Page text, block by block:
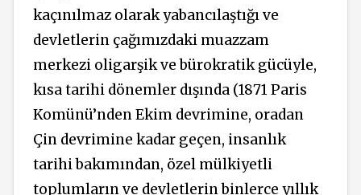
kaçınılmaz olarak yabancılaştığı ve
devletlerin çağımızdaki muazzam
merkezi oligarşik ve bürokratik gücüyle,
kısa tarihi dönemler dışında (1871 Paris
Komünü’nden Ekim devrimine, oradan
Çin devrimine kadar geçen, insanlık
tarihi bakımından, özel mülkiyetli
toplumların ve devletlerin binlerce yıllık